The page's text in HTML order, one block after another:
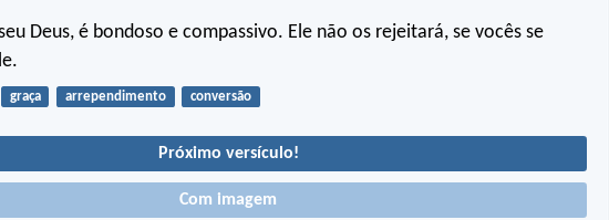
Deus, é bondoso e compassivo. Ele não os rejeitará, se vocês se
graça arrependimento conversão
Próximo versículo!
Com imagem